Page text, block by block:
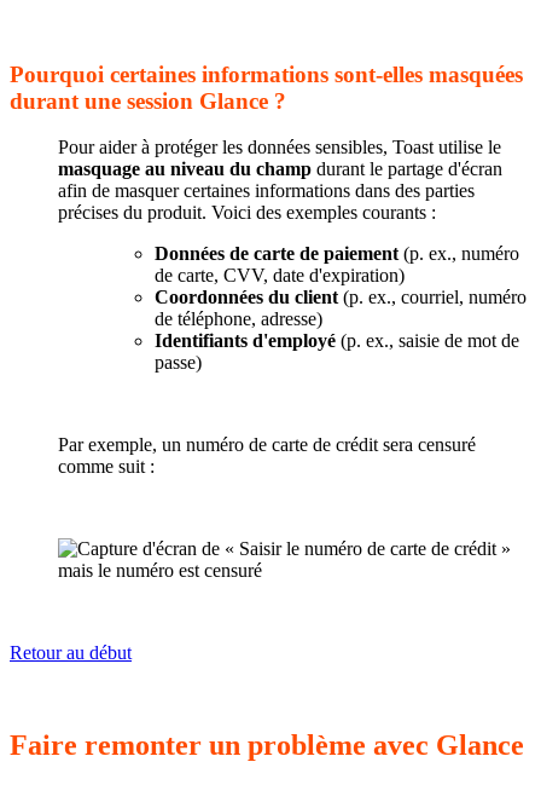
Pourquoi certaines informations sont-elles masquées
durant une session Glance ?
Pour aider à protéger les données sensibles, Toast utilise le
masquage au niveau du champ durant le partage d'écran
afin de masquer certaines informations dans des parties
précises du produit. Voici des exemples courants :
Données de carte de paiement (p. ex., numéro
de carte, CVV, date d'expiration)
Coordonnées du client (p. ex., courriel, numéro
de téléphone, adresse)
Identifiants d'employé (p. ex., saisie de mot de
passe)
Par exemple, un numéro de carte de crédit sera censuré
comme suit :
Retour au début
Faire remonter un problème avec Glance